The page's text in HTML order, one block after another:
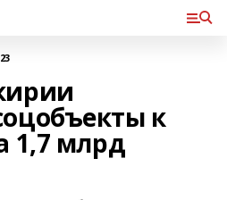
к
1,7 млрд